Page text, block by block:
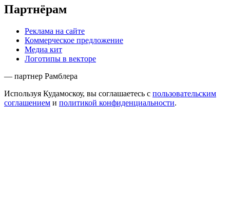
Партнёрам
Реклама на сайте
Коммерческое предложение
Медиа кит
Логотипы в векторе
— партнер Рамблера
Используя Кудамоскоу, вы соглашаетесь с пользовательским
соглашением и политикой конфиденциальности.